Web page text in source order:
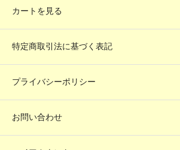
カートを見る
特定商取引法に基づく表記
プライバシーポリシー
お問い合わせ